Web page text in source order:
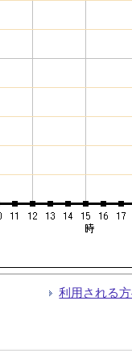
利用される